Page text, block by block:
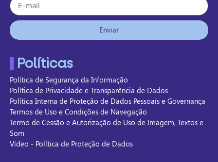
Enviar
Políticas
Política de Segurança da Informação
Política de Privacidade e Transparência de Dados
Política Interna de Proteção de Dados Pessoais e Governança
Termos de Uso e Condições de Navegação
Termo de Cessão e Autorização de Uso de Imagem, Textos e
Som
Vídeo - Política de Proteção de Dados